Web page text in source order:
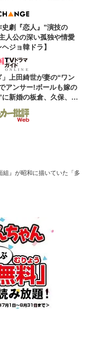
劇『恋人』”演技の
人公の深い孤独や情愛
ジョ韓ドラ】
」上田綺世が妻の“ワン
アンサー!ボールも嫁の
新婚の板倉、久保、長
』が昭和に描いていた「多